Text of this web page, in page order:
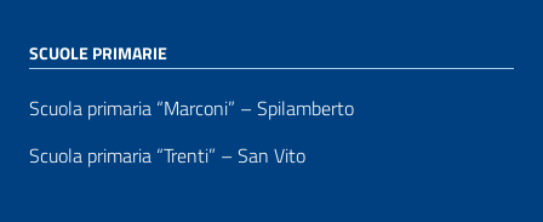
SCUOLE PRIMARIE
Scuola primaria “Marconi” – Spilamberto
Scuola primaria “Trenti” – San Vito